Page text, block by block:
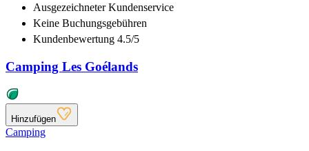
AusgezeichneterKundenservice
Keine Buchungsgebühren
Kundenbewertung 4.5/5
Camping Les Goélands
Hinzufügen
Camping